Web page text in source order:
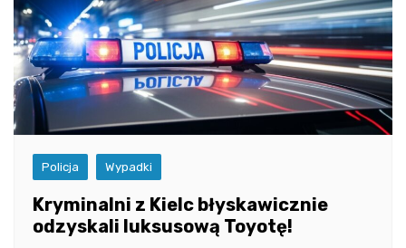
Policja Wypadki
Kryminalni z Kielc błyskawicznie
odzyskali luksusową Toyotę!